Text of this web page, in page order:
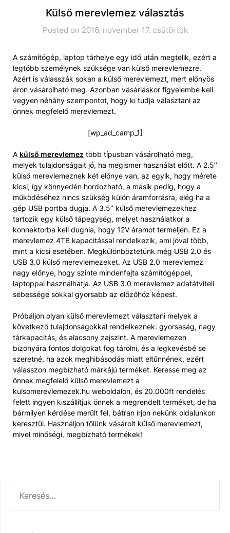
Külső merevlemez választás
Posted on 2016. november 17. csütörtök
A számítógép, laptop tárhelye egy idő után megtelik, ezért a
legtöbb személynek szüksége van külső merevlemezre.
Azért is válasszák sokan a külső merevlemezt, mert előnyös
áron vásárolható meg. Azonban vásárláskor figyelembe kell
vegyen néhány szempontot, hogy ki tudja választani az
önnek megfelelő merevlemezt.
[wp_ad_camp_1]
A külső merevlemez több típusban vásárolható meg,
melyek tulajdonságait jó, ha megismer használat előtt. A 2.5’’
külső merevlemeznek két előnye van, az egyik, hogy mérete
kicsi, így könnyedén hordozható, a másik pedig, hogy a
működéséhez nincs szükség külön áramforrásra, elég ha a
gép USB portba dugja. A 3.5’’ külső merevlemezekhez
tartozik egy külső tápegység, melyet használatkor a
konnektorba kell dugnia, hogy 12V áramot termeljen. Ez a
merevlemez 4TB kapacitással rendelkezik, ami jóval több,
mint a kicsi esetében. Megkülönböztetünk még USB 2.0 és
USB 3.0 külső merevlemezeket. Az USB 2.0 merevlemez
nagy előnye, hogy szinte mindenfajta számítógéppel,
laptoppal használhatja. Az USB 3.0 merevlemez adatátviteli
sebessége sokkal gyorsabb az előzőhöz képest.
Próbáljon olyan külső merevlemezt választani melyek a
következő tulajdonságokkal rendelkeznek: gyorsaság, nagy
tárkapacitás, és alacsony zajszint. A merevlemezen
bizonyára fontos dolgokat fog tárolni, és a legkevésbé se
szeretné, ha azok meghibásodás miatt eltűnnének, ezért
válasszon megbízható márkájú terméket. Keresse meg az
önnek megfelelő külső merevlemezt a
kulsomerevlemezek.hu weboldalon, és 20.000ft rendelés
felett ingyen kiszállítjuk önnek a megrendelt terméket, de ha
bármilyen kérdése merült fel, bátran írjon nekünk oldalunkon
keresztül. Használjon tőlünk vásárolt külső merevlemezt,
mivel minőségi, megbízható termékek!